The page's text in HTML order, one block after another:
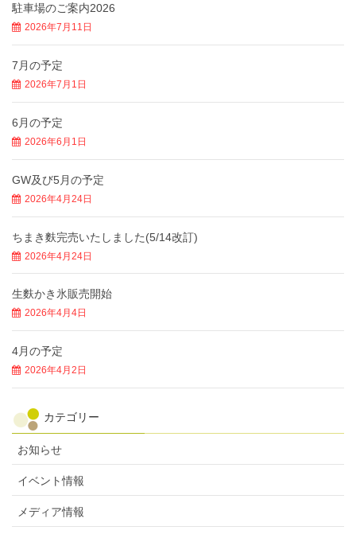
駐車場のご案内2026
2026年7月11日
7月の予定
2026年7月1日
6月の予定
2026年6月1日
GW及び5月の予定
2026年4月24日
ちまき麩完売いたしました(5/14改訂)
2026年4月24日
生麩かき氷販売開始
2026年4月4日
4月の予定
2026年4月2日
カテゴリー
お知らせ
イベント情報
メディア情報